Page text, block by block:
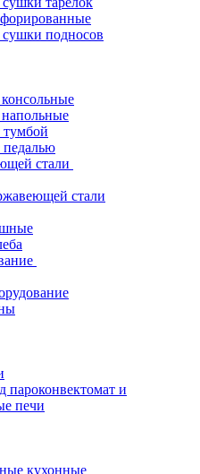
подносов
стали
стали
пароконвектомат и
печи
кухонные